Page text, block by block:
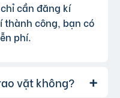
cần đăng kí
thành công, bạn có
phí.
vặt không?